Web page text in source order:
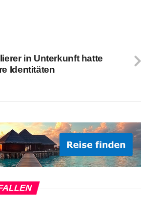
in Unterkunft hatte
Identitäten